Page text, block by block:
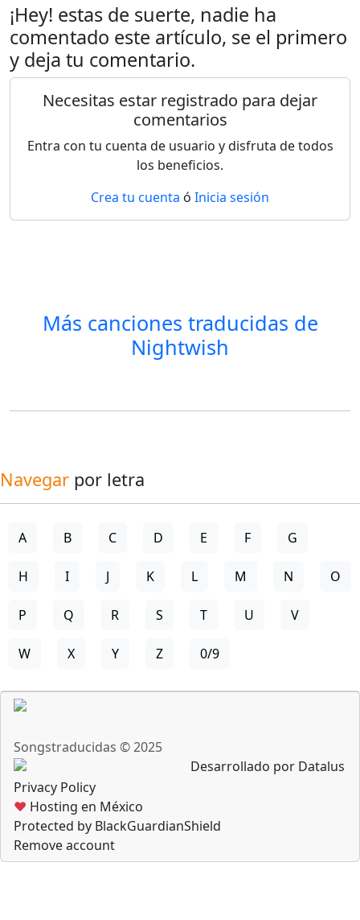
¡Hey! estas de suerte, nadie ha
comentado este artículo, se el primero
y deja tu comentario.
Necesitas estar registrado para dejar
comentarios
Entra con tu cuenta de usuario y disfruta de todos
los beneficios.
Crea tu cuenta ó Inicia sesión
Más canciones traducidas de
Nightwish
Navegar por letra
A B C D E F G
H I J K L M N O
P Q R S T U V
W X Y Z 0/9
Songstraducidas © 2025
Desarrollado por Datalus
Privacy Policy
♥ Hosting en México
Protected by BlackGuardianShield
Remove account